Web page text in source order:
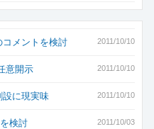
2011/10/10
メントを検討
2011/10/10
意開示
2011/10/10
設に現実味
2011/10/03
検討